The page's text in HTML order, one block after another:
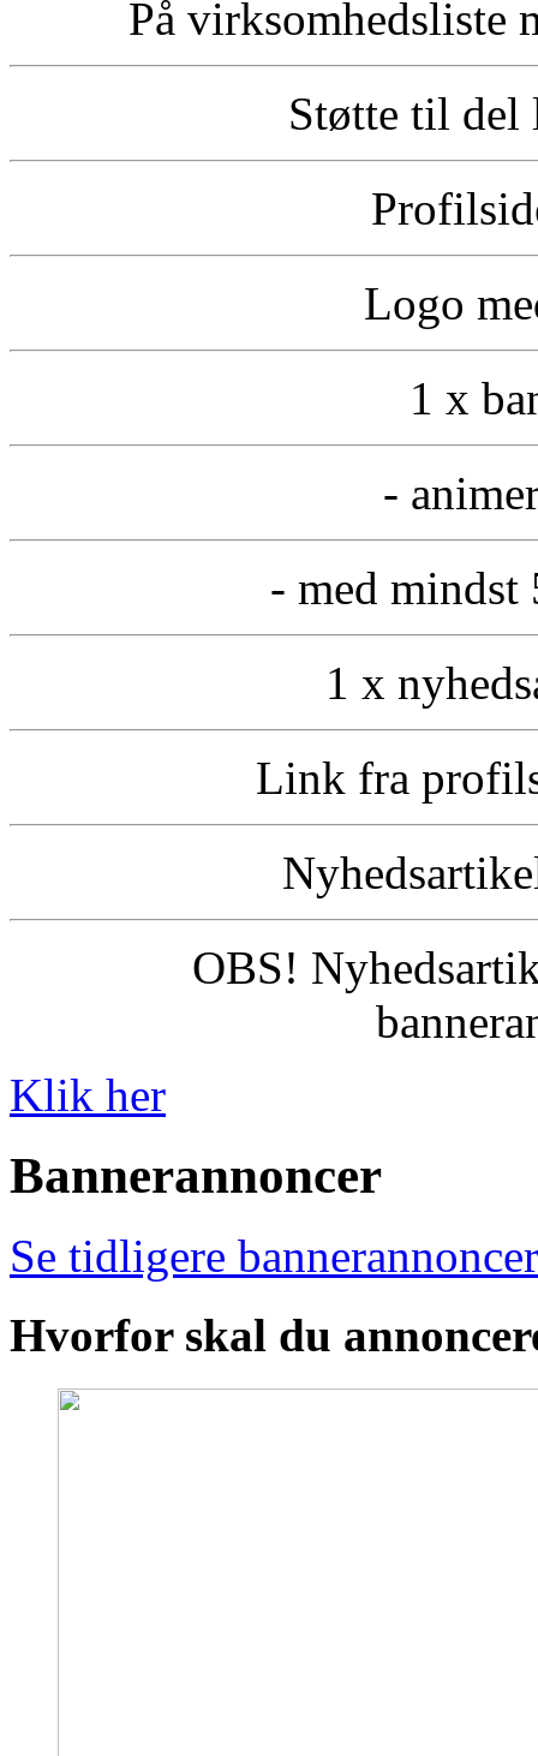
På virksomhedsliste
Støtte til del
Logo
1 x
-
- med mindst
1 x
Link fra
OBS!
Klik her
Bannerannoncer
Se tidligere
Hvorfor skal du